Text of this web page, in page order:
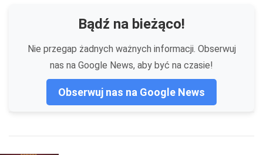
Bądź na bieżąco!
Nie przegap żadnych ważnych informacji. Obserwuj
nas na Google News, aby być na czasie!
Obserwuj nas na Google News